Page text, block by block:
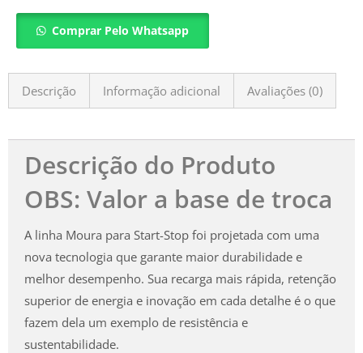
Comprar Pelo Whatsapp
Descrição Informação adicional Avaliações (0)
Descrição do Produto
OBS: Valor a base de troca
A linha Moura para Start-Stop foi projetada com uma
nova tecnologia que garante maior durabilidade e
melhor desempenho. Sua recarga mais rápida, retenção
superior de energia e inovação em cada detalhe é o que
fazem dela um exemplo de resistência e
sustentabilidade.